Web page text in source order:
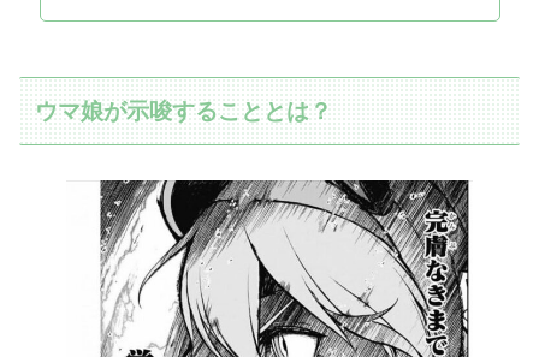
ウマ娘が示唆することとは？